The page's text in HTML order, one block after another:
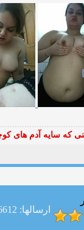
که سایه آدم های
ارسالها: 6612